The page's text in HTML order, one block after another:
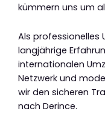
kümmern uns um
Als professionelles
langjährige
internationalen
Netzwerk und
wir den sicheren
nach Derince.